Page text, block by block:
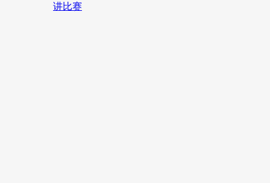
讲比赛